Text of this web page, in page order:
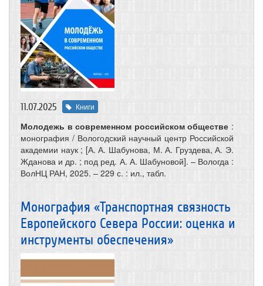
11.07.2025 Книги
Молодежь в современном российском обществе :
монография / Вологодский научный центр Российской
академии наук ; [А. А. Шабунова, М. А. Груздева, А. Э.
Жданова и др. ; под ред. А. А. Шабуновой]. – Вологда :
ВолНЦ РАН, 2025. – 229 с. : ил., табл.
Монография «Транспортная связность
Европейского Севера России: оценка и
инструменты обеспечения»